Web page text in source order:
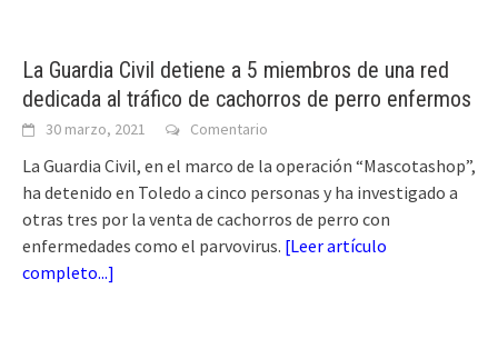
La Guardia Civil detiene a 5 miembros de una red
dedicada al tráfico de cachorros de perro enfermos
30 marzo, 2021 Comentario
La Guardia Civil, en el marco de la operación “Mascotashop”,
ha detenido en Toledo a cinco personas y ha investigado a
otras tres por la venta de cachorros de perro con
enfermedades como el parvovirus. [Leer artículo
completo...]